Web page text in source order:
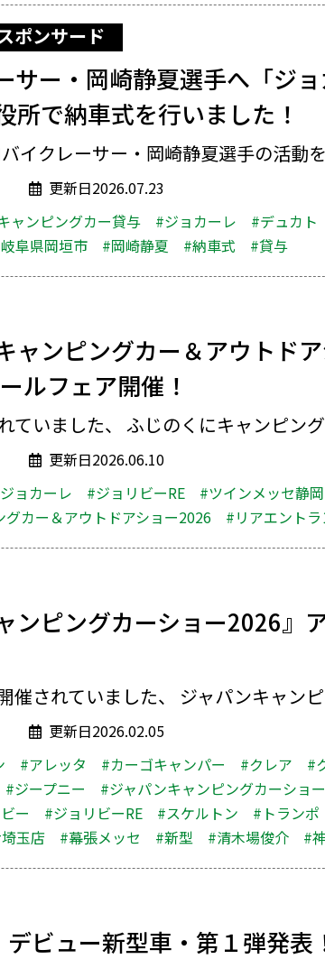
ポンサード
サー・岡崎静夏選手へ「ジ
所で納車式を行いました！
イクレーサー・岡崎静夏選手の活動
更新日2026.07.23
ャンピングカー貸与 #ジョカーレ #デュカト
阜県岡垣市 #岡崎静夏 #納車式 #貸与
ャンピングカー＆アウトド
ルフェア開催！
ていました、 ふじのくにキャンピン
更新日2026.06.10
ョカーレ #ジョリビーRE
#ツインメッセ静岡
カー＆アウトドアショー2026
#リアエント
ンピングカーショー2026』
催されていました、 ジャパンキャン
更新日2026.02.05
#アレッタ #カーゴキャンパー #クレア
#
#ジープニー
#ジャパンキャンピングカーショ
ー #ジョリビーRE #スケルトン #トランポ
玉店 #幕張メッセ #新型 #清木場俊介 #
デビュー新型車・第１弾発